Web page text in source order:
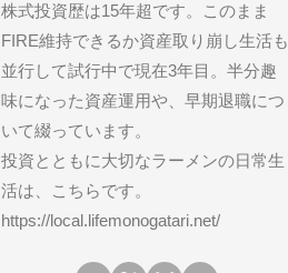
株式投資歴は15年超です。このまま
FIRE維持できるか資産取り崩し生活も
並行して試行中で現在3年目。半分趣
味になった資産運用や、早期退職につ
いて綴っています。
投資とともに大切なラーメンの日常生
活は、こちらです。
https://local.lifemonogatari.net/